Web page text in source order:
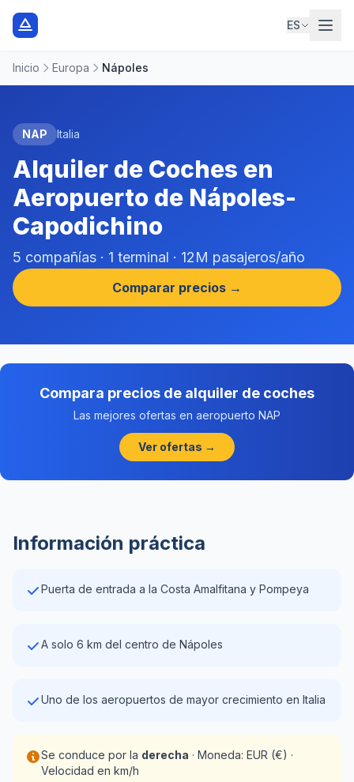
ES
Inicio Europa Nápoles
NAP Italia
Alquiler de Coches en
Aeropuerto de Nápoles-
Capodichino
5 compañías · 1 terminal · 12M pasajeros/año
Comparar precios →
Compara precios de alquiler de coches
Las mejores ofertas en aeropuerto NAP
Ver ofertas →
Información práctica
Puerta de entrada a la Costa Amalfitana y Pompeya
A solo 6 km del centro de Nápoles
Uno de los aeropuertos de mayor crecimiento en Italia
Se conduce por la derecha · Moneda: EUR (€) ·
Velocidad en km/h